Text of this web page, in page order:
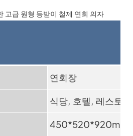
연회장
식당, 호텔, 레스토
450*520*920mm